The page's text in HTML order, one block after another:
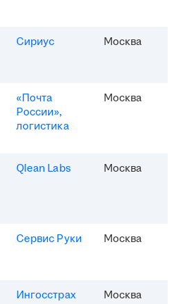
Сириус Москва
«Почта
России»,
логистика
Москва
Qlean Labs Москва
Сервис Руки Москва
Ингосстрах Москва